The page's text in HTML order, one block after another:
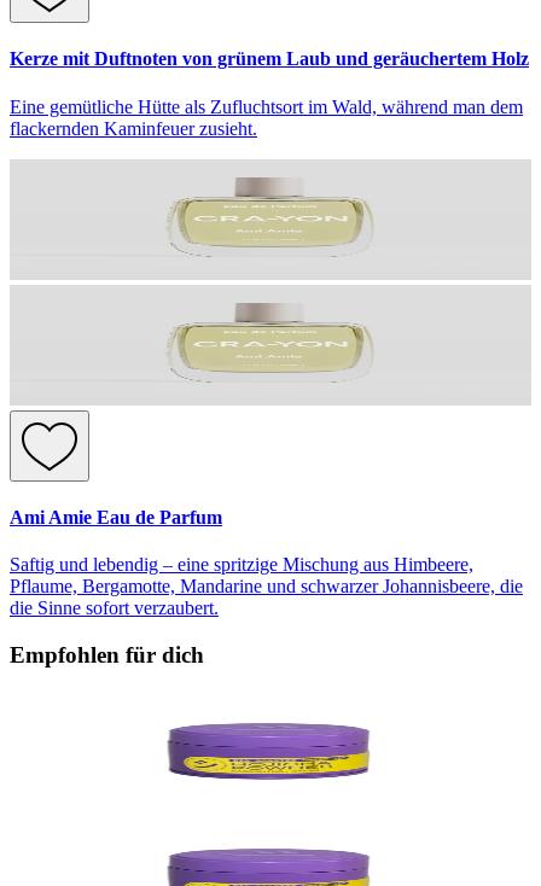
Kerze mit Duftnoten von grünem Laub und geräuchertem Holz
Eine gemütliche Hütte als Zufluchtsort im Wald, während man dem
flackernden Kaminfeuer zusieht.
Ami Amie Eau de Parfum
Saftig und lebendig – eine spritzige Mischung aus Himbeere,
Pflaume, Bergamotte, Mandarine und schwarzer Johannisbeere, die
die Sinne sofort verzaubert.
Empfohlen für dich